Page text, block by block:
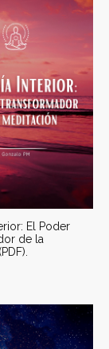
$11.000.
El Poder
de la